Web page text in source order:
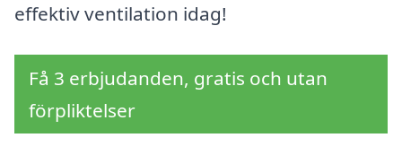
effektiv ventilation idag!
Få 3 erbjudanden, gratis och utan
förpliktelser